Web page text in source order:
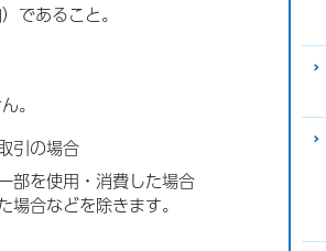
であること。
。
引の場合
部を使用・消費した場合
合などを除きます。